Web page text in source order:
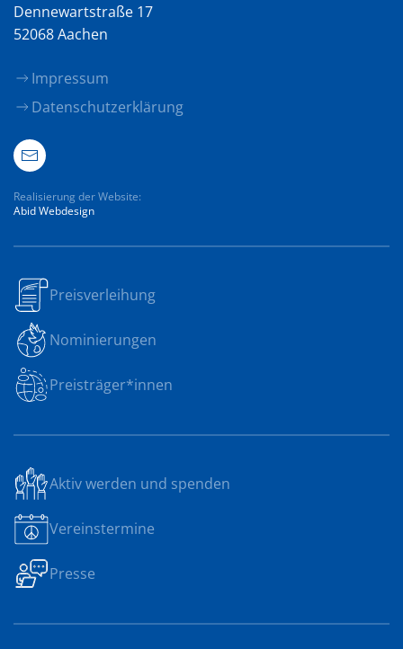
Dennewartstraße 17
52068 Aachen
Impressum
Datenschutzerklärung
Realisierung der Website:
Abid Webdesign
Preisverleihung
Nominierungen
Preisträger*innen
Aktiv werden und spenden
Vereinstermine
Presse